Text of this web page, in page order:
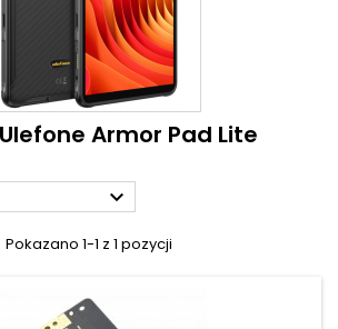
Armor Pad Lite

Pokazano 1-1 z 1 pozycji